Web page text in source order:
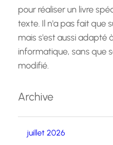
pour réaliser un livre
texte. Il n'a pas fait que
mais s'est aussi adapté
informatique, sans que
modifié.
Archive
juillet 2026